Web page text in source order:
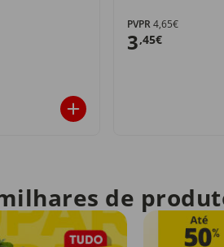
PVPR4,65€
3,45€
de